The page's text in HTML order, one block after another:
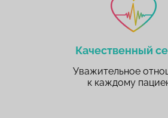
Качественный
Уважительное
к каждому